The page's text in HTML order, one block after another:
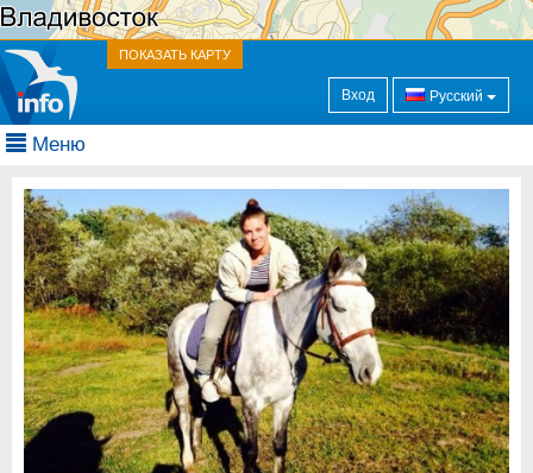
ПОКАЗАТЬ КАРТУ
Вход Русский
Меню